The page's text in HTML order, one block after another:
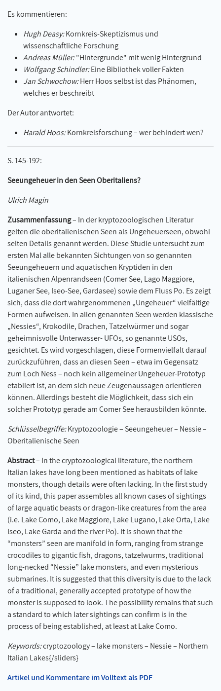
Es kommentieren:
Hugh Deasy:Kornkreis-Skeptizismus und
wissenschaftliche Forschung
Andreas Müller:"Hintergründe" mit wenig Hintergrund
Wolfgang Schindler:Eine Bibliothek voller Fakten
Jan Schwochow:Herr Hoos selbst ist das Phänomen,
welches er beschreibt
Der Autor antwortet:
Harald Hoos:Kornkreisforschung – wer behindert wen?
S. 145-192:
Seeungeheuer in den Seen Oberitaliens?
Ulrich Magin
Zusammenfassung– In der kryptozoologischen Literatur
gelten die oberitalienischen Seen als Ungeheuerseen, obwohl
selten Details genannt werden. Diese Studie untersucht zum
ersten Mal alle bekannten Sichtungen von so genannten
Seeungeheuern und aquatischen Kryptiden in den
italienischen Alpenrandseen (Comer See, Lago Maggiore,
Luganer See, Iseo-See, Gardasee) sowie dem Fluss Po. Es zeigt
sich, dass die dort wahrgenommenen „Ungeheuer“ vielfältige
Formen aufweisen. In allen genannten Seen werden klassische
„Nessies“, Krokodile, Drachen, Tatzelwürmer und sogar
geheimnisvolle Unterwasser- UFOs, so genannte USOs,
gesichtet. Es wird vorgeschlagen, diese Formenvielfalt darauf
zurückzuführen, dass an diesen Seen – etwa im Gegensatz
zum Loch Ness – noch kein allgemeiner Ungeheuer-Prototyp
etabliert ist, an dem sich neue Zeugenaussagen orientieren
können. Allerdings besteht die Möglichkeit, dass sich ein
solcher Prototyp gerade am Comer See herausbilden könnte.
Schlüsselbegriffe:Kryptozoologie – Seeungeheuer – Nessie –
Oberitalienische Seen
Abstract– In the cryptozoological literature, the northern
Italian lakes have long been mentioned as habitats of lake
monsters, though details were often lacking. In the first study
of its kind, this paper assembles all known cases of sightings
of large aquatic beasts or dragon-like creatures from the area
(i.e. Lake Como, Lake Maggiore, Lake Lugano, Lake Orta, Lake
Iseo, Lake Garda and the river Po). It is shown that the
“monsters” seen are manifold in form, ranging from strange
crocodiles to gigantic fish, dragons, tatzelwurms, traditional
long-necked “Nessie” lake monsters, and even mysterious
submarines. It is suggested that this diversity is due to the lack
of a traditional, generally accepted prototype of how the
monster is supposed to look. The possibility remains that such
a standard to which later sightings can confirm is in the
process of being established, at least at Lake Como.
Keywords:cryptozoology – lake monsters – Nessie – Northern
Italian Lakes{/sliders}
Artikel und Kommentare im Volltext als PDF